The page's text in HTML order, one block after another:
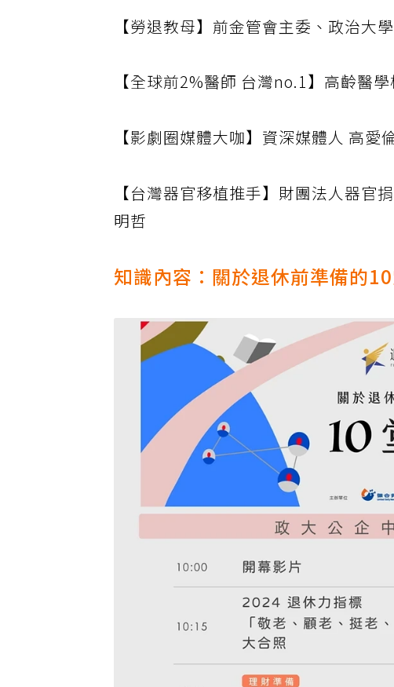
【勞退教母】前金管會主委、政治大
【全球前2%醫師 台灣no.1】高齡醫
【影劇圈媒體大咖】資深媒體人 高愛
【台灣器官移植推手】財團法人器官
明哲
知識內容：關於退休前準備的